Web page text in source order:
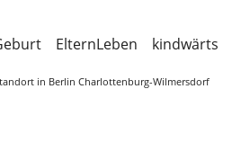
ElternLeben kindwärts
in Berlin Charlottenburg-Wilmersdorf